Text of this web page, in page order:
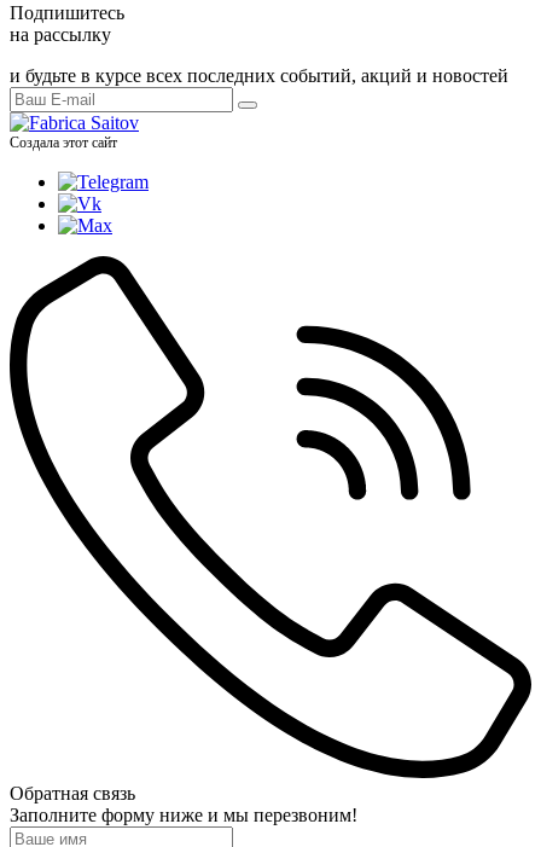
Подпишитесь
на рассылку
и будьте в курсе всех последних событий, акций и новостей
Создала этот сайт
Обратная связь
Заполните форму ниже и мы перезвоним!